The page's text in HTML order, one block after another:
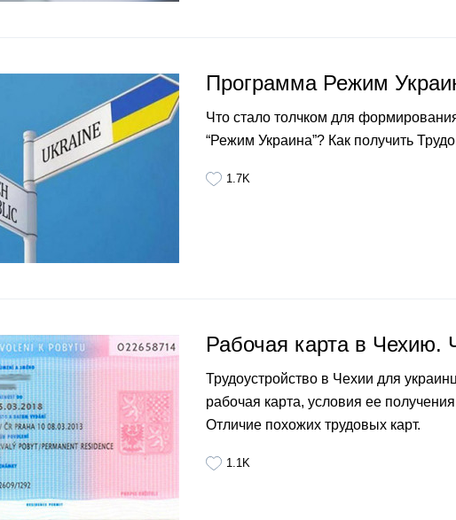
Программа Режим
Что стало толчком для
“Режим Украина”? Как получить
1.7K
Рабочая карта в Чехию.
Трудоустройство в Чехии для
рабочая карта, условия ее
Отличие похожих трудовых карт.
1.1K